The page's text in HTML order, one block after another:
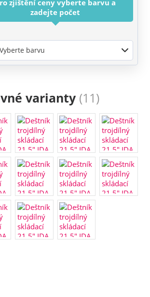
zjištění ceny vyberte barvu a
zadejte počet
Vyberte barvu
varianty (11)